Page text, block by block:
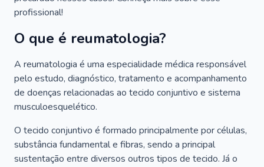
profissional!
O que é reumatologia?
A reumatologia é uma especialidade médica responsável
pelo estudo, diagnóstico, tratamento e acompanhamento
de doenças relacionadas ao tecido conjuntivo e sistema
musculoesquelético.
O tecido conjuntivo é formado principalmente por células,
substância fundamental e fibras, sendo a principal
sustentação entre diversos outros tipos de tecido. Já o